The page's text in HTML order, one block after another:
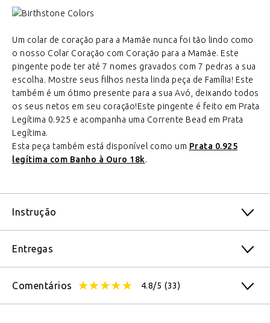
Um colar de coração para a Mamãe nunca foi tão lindo como
o nosso Colar Coração com Coração para a Mamãe. Este
pingente pode ter até 7 nomes gravados com 7 pedras a sua
escolha. Mostre seus filhos nesta linda peça de Família! Este
também é um ótimo presente para a sua Avó, deixando todos
os seus netos em seu coração!Este pingente é feito em Prata
Legítima 0.925 e acompanha uma Corrente Bead em Prata
Legítima.
Esta peça também está disponível como um Prata 0.925
legítima com Banho à Ouro 18k.
Instrução
Entregas
Comentários 4.8/5 (33)